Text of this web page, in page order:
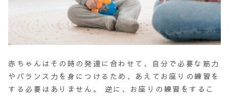
赤ちゃんはその時の発達に合わせて、自分で必要な筋力
やバランス力を身につけるため、あえてお座りの練習を
する必要はありません。 逆に、お座りの練習をするこ